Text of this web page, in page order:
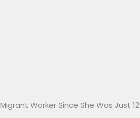
Worker Since She Was Just 12